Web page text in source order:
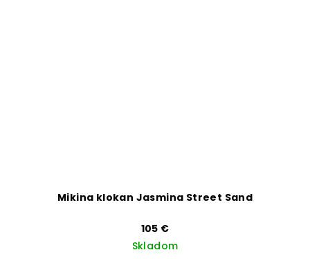
Mikina klokan Jasmina Street Sand
105 €
Skladom